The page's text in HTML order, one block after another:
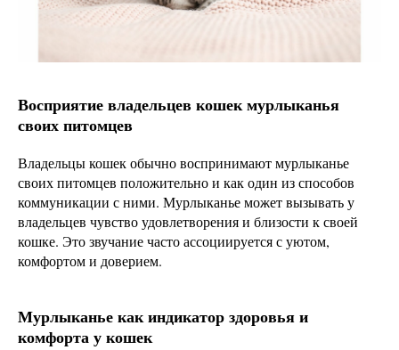
Восприятие владельцев кошек мурлыканья
своих питомцев
Владельцы кошек обычно воспринимают мурлыканье
своих питомцев положительно и как один из способов
коммуникации с ними. Мурлыканье может вызывать у
владельцев чувство удовлетворения и близости к своей
кошке. Это звучание часто ассоциируется с уютом,
комфортом и доверием.
Мурлыканье как индикатор здоровья и
комфорта у кошек